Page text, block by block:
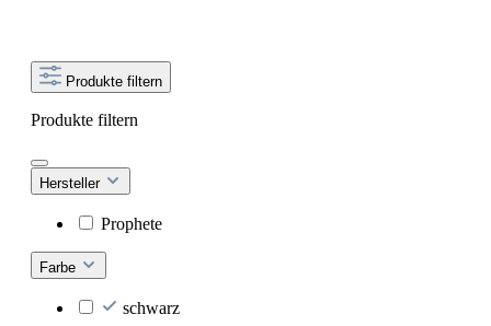
Produkte filtern
Produkte filtern
Hersteller
Prophete
Farbe
schwarz